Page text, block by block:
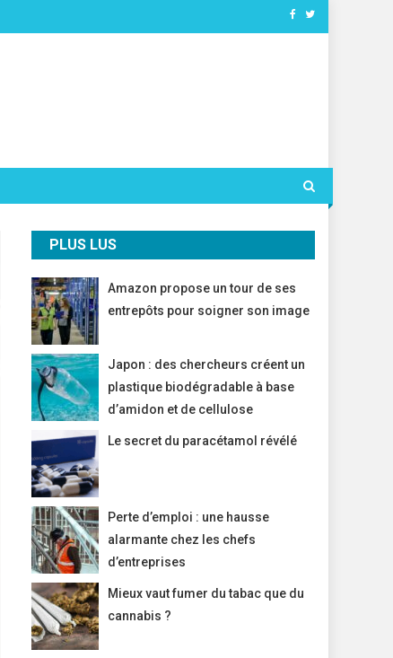
PLUS LUS
Amazon propose un tour de ses
entrepôts pour soigner son image
Japon : des chercheurs créent un
plastique biodégradable à base
d’amidon et de cellulose
Le secret du paracétamol révélé
Perte d’emploi : une hausse
alarmante chez les chefs
d’entreprises
Mieux vaut fumer du tabac que du
cannabis ?